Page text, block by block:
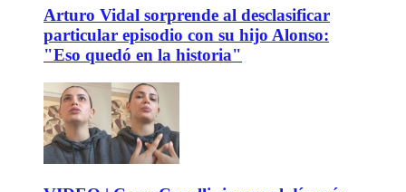
Arturo Vidal sorprende al desclasificar
particular episodio con su hijo Alonso:
"Eso quedó en la historia"